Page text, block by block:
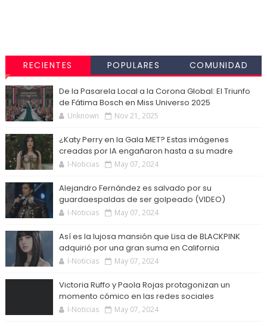
RECIENTES POPULARES COMUNIDAD
De la Pasarela Local a la Corona Global: El Triunfo
de Fátima Bosch en Miss Universo 2025
Unknown Nov 21, 2025
¿Katy Perry en la Gala MET? Estas imágenes
creadas por IA engañaron hasta a su madre
I-Noticias May 07, 2024
Alejandro Fernández es salvado por su
guardaespaldas de ser golpeado (VIDEO)
I-Noticias May 07, 2024
Así es la lujosa mansión que Lisa de BLACKPINK
adquirió por una gran suma en California
I-Noticias May 07, 2024
Victoria Ruffo y Paola Rojas protagonizan un
momento cómico en las redes sociales
I-Noticias May 07, 2024